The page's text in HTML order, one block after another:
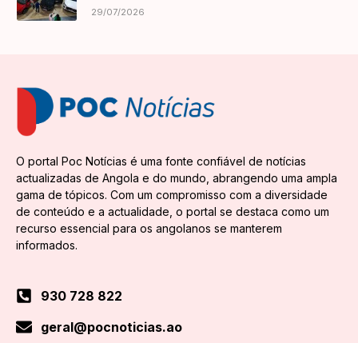
29/07/2026
O portal Poc Notícias é uma fonte confiável de notícias
actualizadas de Angola e do mundo, abrangendo uma ampla
gama de tópicos. Com um compromisso com a diversidade
de conteúdo e a actualidade, o portal se destaca como um
recurso essencial para os angolanos se manterem
informados.
930 728 822
geral@pocnoticias.ao